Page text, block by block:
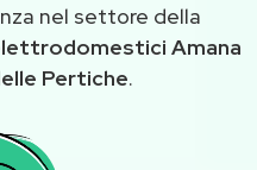
nel settore della
Amana
Pertiche.